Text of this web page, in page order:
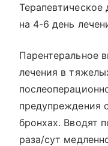
на 4-6 день
Парентеральное
лечения в
предупреждения
бронхах. Вводят
раза/сут